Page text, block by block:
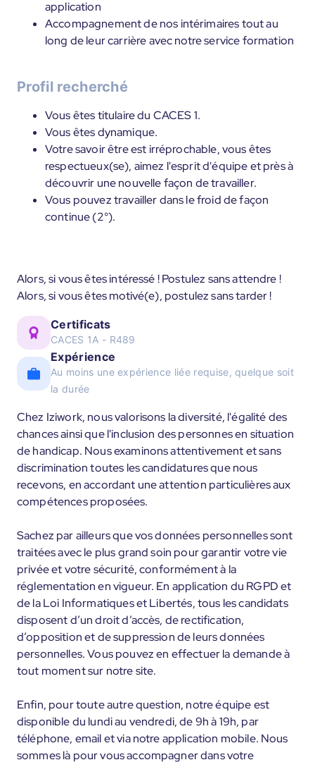
application
Accompagnement de nos intérimaires tout au
long de leur carrière avec notre service formation
Profil recherché
Vous êtes titulaire du CACES 1.
Vous êtes dynamique.
Votre savoir être est irréprochable, vous êtes
respectueux(se), aimez l'esprit d'équipe et près à
découvrir une nouvelle façon de travailler.
Vous pouvez travailler dans le froid de façon
continue (2°).
Alors, si vous êtes intéressé ! Postulez sans attendre !
Alors, si vous êtes motivé(e), postulez sans tarder !
Certificats
CACES 1A - R489
Expérience
Au moins une expérience liée requise, quelque soit
la durée
Chez Iziwork, nous valorisons la diversité, l'égalité des
chances ainsi que l'inclusion des personnes en situation
de handicap. Nous examinons attentivement et sans
discrimination toutes les candidatures que nous
recevons, en accordant une attention particulières aux
compétences proposées.
Sachez par ailleurs que vos données personnelles sont
traitées avec le plus grand soin pour garantir votre vie
privée et votre sécurité, conformément à la
réglementation en vigueur. En application du RGPD et
de la Loi Informatiques et Libertés, tous les candidats
disposent d’un droit d’accès, de rectification,
d’opposition et de suppression de leurs données
personnelles. Vous pouvez en effectuer la demande à
tout moment sur notre site.
Enfin, pour toute autre question, notre équipe est
disponible du lundi au vendredi, de 9h à 19h, par
téléphone, email et via notre application mobile. Nous
sommes là pour vous accompagner dans votre